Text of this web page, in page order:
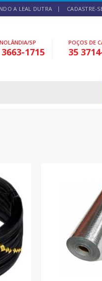
A LEAL DUTRA CADASTRE-
SP
1715
POÇOS DE
35